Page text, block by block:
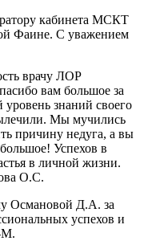
кабинета МСКТ
Фаине. С уважением
врачу ЛОР
вам большое за
знаний своего
Мы мучились
причину недуга, а вы
Успехов в
в личной жизни.
О.С.
Османовой Д.А. за
успехов и
М.